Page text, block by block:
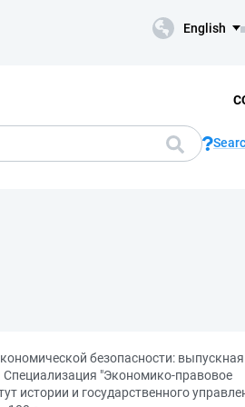
English
безопасности: выпускная
"Экономико-правовое
истории и государственного